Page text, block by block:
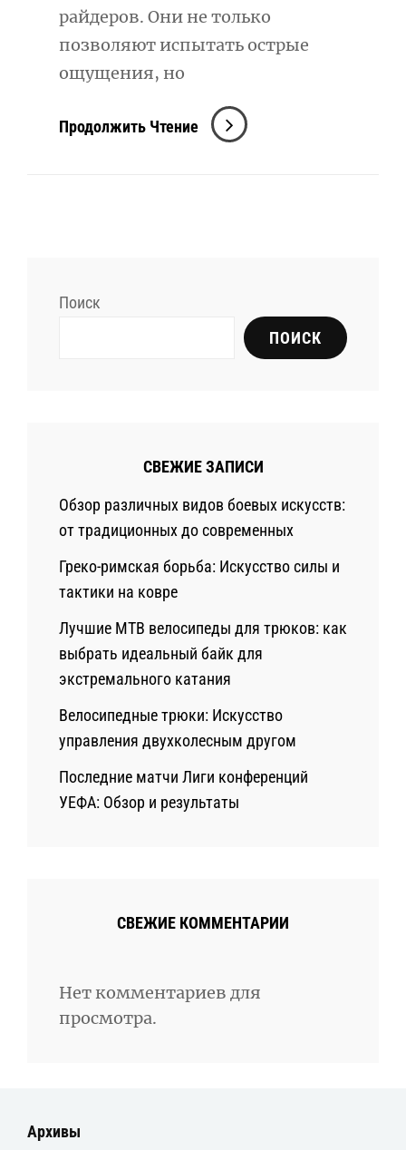
райдеров. Они не только
позволяют испытать острые
ощущения, но
Продолжить Чтение Велосипедные
Трюки:
Поиск
ПОИСК
СВЕЖИЕ ЗАПИСИ
Обзор различных видов боевых искусств:
от традиционных до современных
Греко-римская борьба: Искусство силы и
тактики на ковре
Лучшие MTB велосипеды для трюков: как
выбрать идеальный байк для
экстремального катания
Велосипедные трюки: Искусство
управления двухколесным другом
Последние матчи Лиги конференций
УЕФА: Обзор и результаты
СВЕЖИЕ КОММЕНТАРИИ
Нет комментариев для
просмотра.
Архивы